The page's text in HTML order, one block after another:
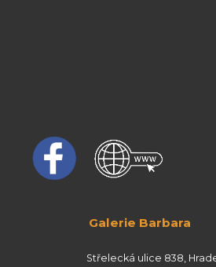
Galerie Barbara
Střelecká ulice 838,